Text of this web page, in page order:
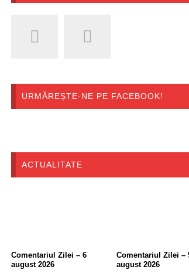
URMĂREȘTE-NE PE FACEBOOK!
ACTUALITATE
Comentariul Zilei – 6
august 2026
Comentariul Zilei –
august 2026